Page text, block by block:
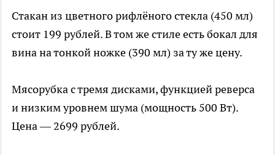
Стакан из цветного рифлёного стекла (450 мл)
стоит 199 рублей. В том же стиле есть бокал для
вина на тонкой ножке (390 мл) за ту же цену.
Мясорубка с тремя дисками, функцией реверса
и низким уровнем шума (мощность 500 Вт).
Цена — 2699 рублей.